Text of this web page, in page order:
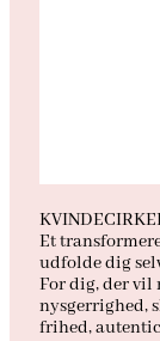
Et
udfolde dig
For dig, der vil
nysgerrighed,
frihed,